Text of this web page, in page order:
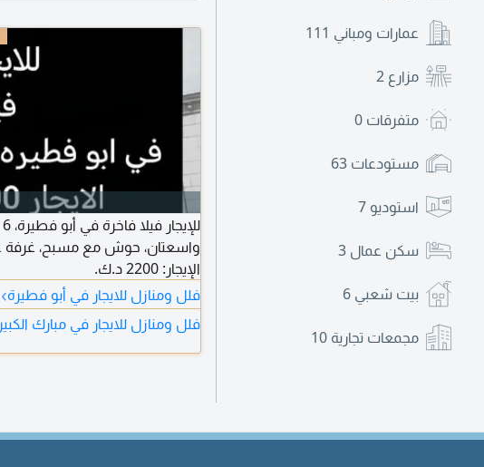
عمارات ومباني 111
مزارع 2
متفرقات 0
مستودعات 63
استوديو 7
سكن عمال 3
بيت شعبي 6
مجمعات تجارية 10
الإيجار: 2200 د.ك.
فلل ومنازل للايجار في أبو فطيرة›
فلل ومنازل للايجار في مبارك الكبير